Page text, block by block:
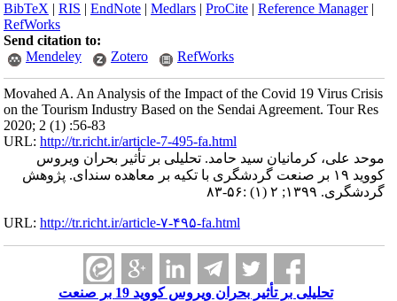
BibTeX |RIS |EndNote |Medlars |ProCite |Reference Manager
RefWorks
Send citation to:
Mendeley
Zotero RefWorks
Movahed A. An Analysis of the Impact of the Covid 19 Virus Crisis
on the Tourism Industry Based on the Sendai Agreement. Tour Res
2020; 2 (1) :56-83
URL:http://tr.richt.ir/article-7-495-fa.html
موحد علی، کرمانیان سید حامد. تحلیلی بر تأثیر بحران ویروس
کووید ۱۹ بر صنعت گردشگری با تکیه بر معاهده سندای. پژوهش
گردشگری. ۱۳۹۹; ۲ (۱) :۵۶-۸۳
URL:http://tr.richt.ir/article-۷-۴۹۵-fa.html
تحلیلی بر تأثیر بحران ویروس کووید 19 بر صنعت